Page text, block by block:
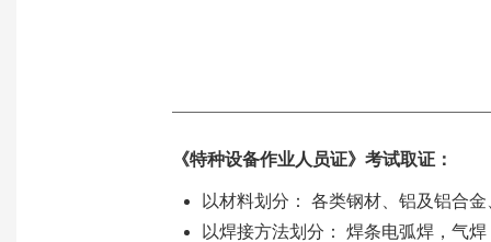
《特种设备作业人员证》考试取证：
以材料划分： 各类钢材、铝及铝合
以焊接方法划分： 焊条电弧焊，气